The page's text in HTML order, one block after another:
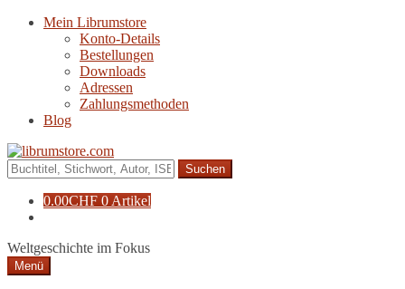
Navigation
Zum
Mein Librumstore
Konto-Details
Bestellungen
Downloads
Adressen
Zahlungsmethoden
Blog
Suche
nach:
0.00CHF 0 Artikel
Weltgeschichte im Fokus
Menü